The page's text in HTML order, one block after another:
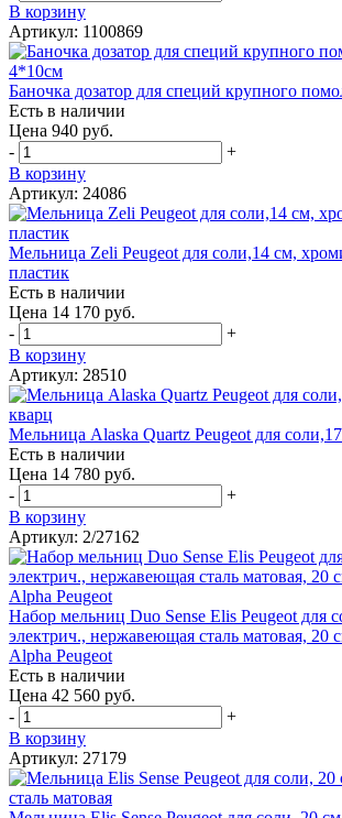
В корзину
Артикул: 1100869
Баночка дозатор для специй крупного
Есть в наличии
Цена 940 руб.
-
+
В корзину
Артикул: 24086
Мельница Zeli Peugeot для соли,14 см,
пластик
Есть в наличии
Цена 14 170 руб.
-
+
В корзину
Артикул: 28510
Мельница Alaska Quartz Peugeot для
Есть в наличии
Цена 14 780 руб.
-
+
В корзину
Артикул: 2/27162
Набор мельниц Duo Sense Elis Peugeot для
электрич., нержавеющая сталь матовая, 20
Alpha Peugeot
Есть в наличии
Цена 42 560 руб.
-
+
В корзину
Артикул: 27179